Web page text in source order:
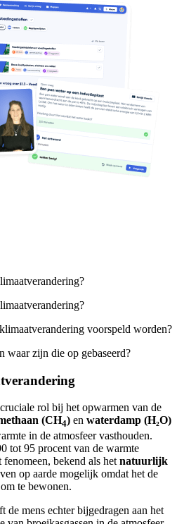
voorspeld worden?
waar zijn die op gebaseerd?
rol bij het opwarmen van de
(CH4) en waterdamp (H₂O)
in de atmosfeer vasthouden.
tot 95 procent van de warmte
bekend als hetnatuurlijk
op aarde mogelijk omdat het de
te bewonen.
de mens echter bijgedragen aan het